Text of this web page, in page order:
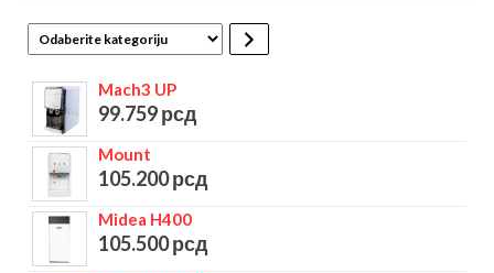
Odaberite
kategoriju
Mach3 UP
99.759рсд
Mount
105.200рсд
Midea H400
105.500рсд